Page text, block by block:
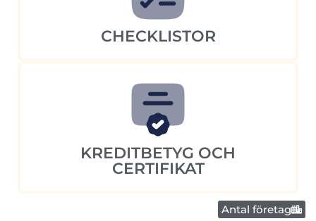
CHECKLISTOR
KREDITBETYG OCH
CERTIFIKAT
Antal företag